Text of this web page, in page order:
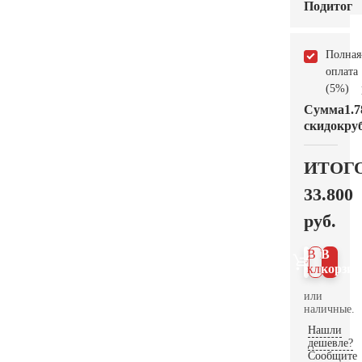
Подитог
Полная
оплата
(5%)
Сумма
скидок
33.800
руб.
В
В 1
клик
или
наличные.
Нашли
дешевле?
Сообщите